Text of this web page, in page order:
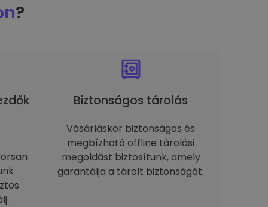
?
Biztonságos tárolás
Vásárláskor biztonságos és
megbízható offline tárolási
megoldást biztosítunk, amely
garantálja a tárolt biztonságát.